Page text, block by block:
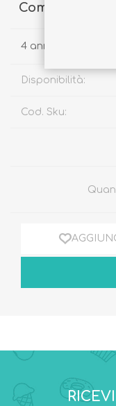
Completo
4 anni
Disponibilità:
Cod. Sku: